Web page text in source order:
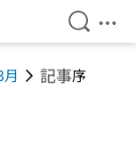
検索を
メ
記事序